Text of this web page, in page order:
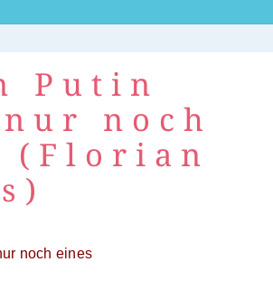
Putin
noch
(Florian
noch eines